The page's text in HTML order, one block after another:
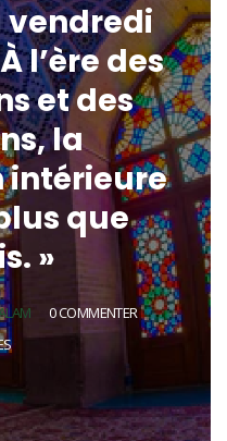
vendredi
l’ère des
et des
la
intérieure
que
»
0 COMMENTER